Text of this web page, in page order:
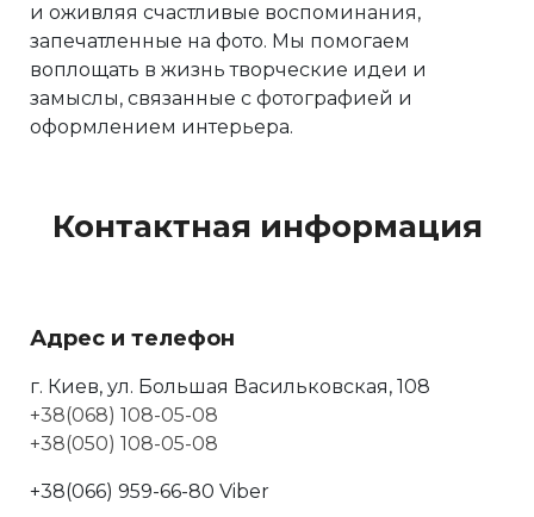
и оживляя счастливые воспоминания,
запечатленные на фото. Мы помогаем
воплощать в жизнь творческие идеи и
замыслы, связанные с фотографией и
оформлением интерьера.
Контактная информация
Адрес и телефон
г. Киев, ул. Большая Васильковская, 108
+38(068) 108-05-08
+38(050) 108-05-08
+38(066) 959-66-80 Viber